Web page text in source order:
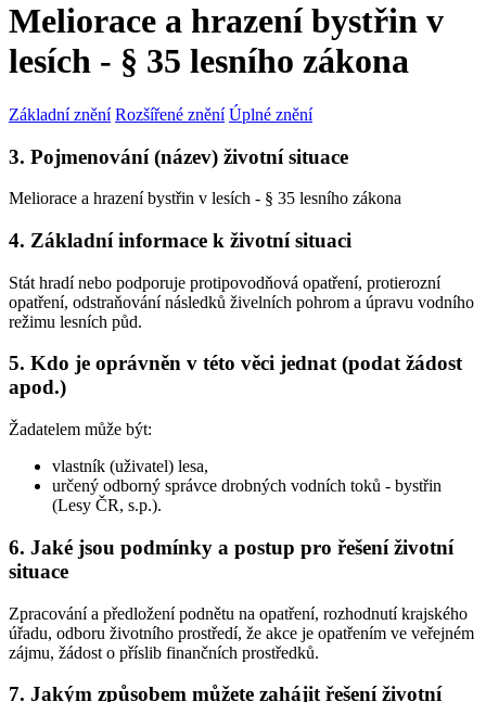
Meliorace a hrazení bystřin v
lesích - § 35 lesního zákona
Základní znění Rozšířené znění Úplné znění
3. Pojmenování (název) životní situace
Meliorace a hrazení bystřin v lesích - § 35 lesního zákona
4. Základní informace k životní situaci
Stát hradí nebo podporuje protipovodňová opatření, protierozní
opatření, odstraňování následků živelních pohrom a úpravu vodního
režimu lesních půd.
5. Kdo je oprávněn v této věci jednat (podat žádost
apod.)
Žadatelem může být:
vlastník (uživatel) lesa,
určený odborný správce drobných vodních toků - bystřin
(Lesy ČR, s.p.).
6. Jaké jsou podmínky a postup pro řešení životní
situace
Zpracování a předložení podnětu na opatření, rozhodnutí krajského
úřadu, odboru životního prostředí, že akce je opatřením ve veřejném
zájmu, žádost o příslib finančních prostředků.
7. Jakým způsobem můžete zahájit řešení životní